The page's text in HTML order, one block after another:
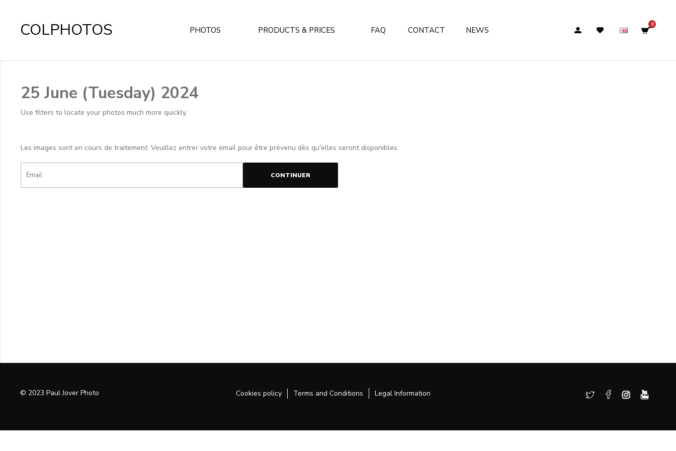
COLPHOTOS 0
PHOTOS PRODUCTS & PRICES FAQ CONTACT NEWS
25 June (Tuesday) 2024
Use filters to locate your photos much more quickly.
Les images sont en cours de traitement. Veuillez entrer votre email pour être prévenu dès qu'elles seront disponibles.
CONTINUER
© 2023 Paul Jover Photo Cookies policy Terms and Conditions Legal Information